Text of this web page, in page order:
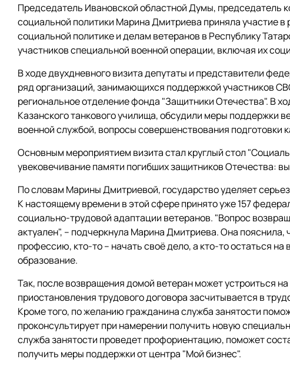
Председатель Ивановской областной Думы, председатель
социальной политики Марина Дмитриева приняла участие
социальной политике и делам ветеранов в Республику
участников специальной военной операции, включая их
В ходе двухдневного визита депутаты и представители
ряд организаций, занимающихся поддержкой участников
региональное отделение фонда "Защитники Отечества". В
Казанского танкового училища, обсудили меры поддержки
военной службой, вопросы совершенствования подготовки
Основным мероприятием визита стал круглый стол
увековечивание памяти погибших защитников Отечества:
По словам Марины Дмитриевой, государство уделяет
К настоящему времени в этой сфере принято уже 157
социально-трудовой адаптации ветеранов. "Вопрос
актуален", – подчеркнула Марина Дмитриева. Она
профессию, кто-то – начать своё дело, а кто-то остаться
образование.
Так, после возвращения домой ветеран может устроиться
приостановления трудового договора засчитывается в
Кроме того, по желанию гражданина служба занятости
проконсультирует при намерении получить новую
служба занятости проведет профориентацию, поможет
получить меры поддержки от центра "Мой бизнес".